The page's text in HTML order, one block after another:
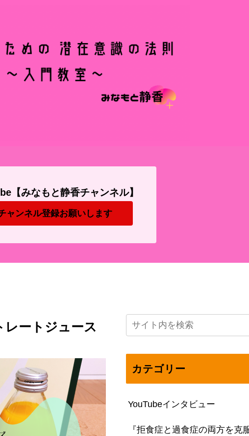
【みなもと静香チャンネル】
ャンネル登録お願いします
レートジュース
カテゴリー
YouTubeインタビュー
『拒食症と過食症の両方を克